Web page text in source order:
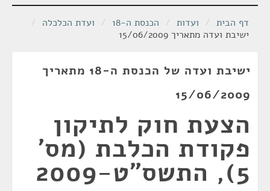
דף הבית / ועדות / הכנסת ה-18 / ועדת הכלכלה /
ישיבת ועדה מתאריך 15/06/2009
ישיבת ועדה של הכנסת ה-18 מתאריך
15/06/2009
הצעת חוק לתיקון
פקודת הכלבת (מס'
5), התשס"ט-2009